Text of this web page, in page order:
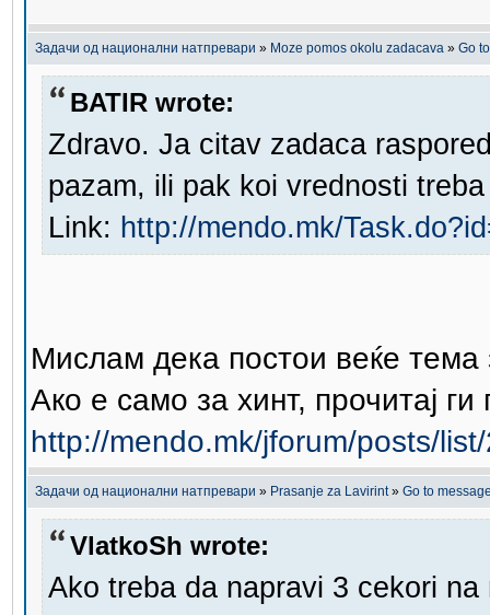
Задачи од национални натпревари » Moze pomos okolu zadacava » Go
BATIR wrote:
Zdravo. Ja citav zadaca
pazam, ili pak koi vrednosti
Link: http://mendo.mk/
Мислам дека постои веќе
Ако е само за хинт, прочитај
http://mendo.mk/jforum/posts/
Задачи од национални натпревари » Prasanje za Lavirint» Go to
VlatkoSh wrote:
Ako treba da napravi 3 cekori